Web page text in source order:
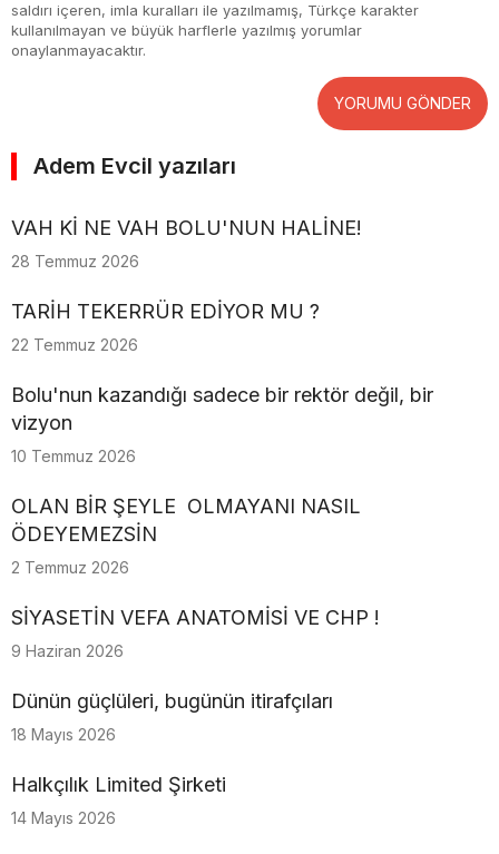
saldırı içeren, imla kuralları ile yazılmamış, Türkçe karakter
kullanılmayan ve büyük harflerle yazılmış yorumlar
onaylanmayacaktır.
YORUMU GÖNDER
Adem Evcil yazıları
VAH Kİ NE VAH BOLU'NUN HALİNE!
28 Temmuz 2026
TARİH TEKERRÜR EDİYOR MU ?
22 Temmuz 2026
Bolu'nun kazandığı sadece bir rektör değil, bir
vizyon
10 Temmuz 2026
OLAN BİR ŞEYLE OLMAYANI NASIL
ÖDEYEMEZSİN
2 Temmuz 2026
SİYASETİN VEFA ANATOMİSİ VE CHP !
9 Haziran 2026
Dünün güçlüleri, bugünün itirafçıları
18 Mayıs 2026
Halkçılık Limited Şirketi
14 Mayıs 2026